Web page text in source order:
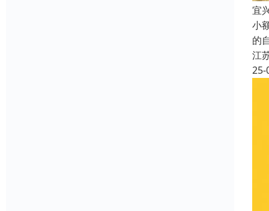
宜
小
的
江
25-